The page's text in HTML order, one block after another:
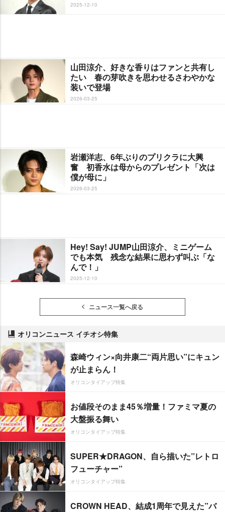
2025-12-10
山田涼介、好きな香りはファンと共有し
たい 春の芽吹きを思わせるさわやかな
装いで登場
2026-03-25
瀬洋志、6年ぶりのプリクラに大興
奮 初香水は母からのプレゼント「次は
僕が母に」
2026-03-25
Hey! Say! JUMP山田涼介、ミニゲーム
でも本気 残念な結果に思わず叫ぶ「な
んで！」
2025-12-10
ニュース一覧へ戻る
オリコンニュース イチオシ特集
森崎ウィン×向井康二“両片思い”にキュン
が止まらん！
オリコンタイアップ特集
お値段そのまま45％増量！ファミマ夏の
大盤振る舞い
オリコンタイアップ特集
SUPER★DRAGON、自ら描いた”レトロ
フューチャー”
オリコンタイアップ特集
CROWN HEAD、結成1周年で見えた”バ